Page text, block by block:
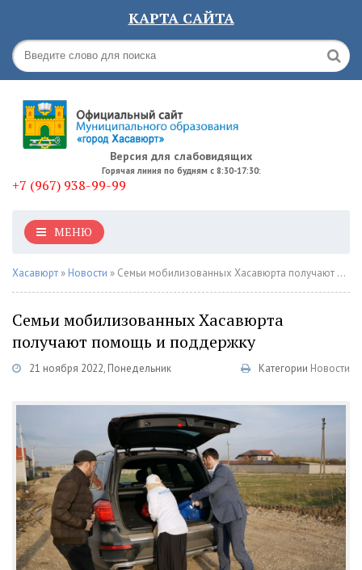
КАРТА САЙТА
Версия для слабовидящих
Горячая линия по будням с 8:30-17:30:
+7 (967) 938-99-99
МЕНЮ
Хасавюрт » Новости » Семьи мобилизованных Хасавюрта получают помощь и поддержку
Семьи мобилизованных Хасавюрта
получают помощь и поддержку
21 ноября 2022, Понедельник Категории Новости